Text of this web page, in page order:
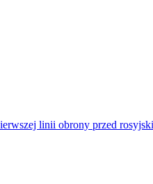
linii obrony przed